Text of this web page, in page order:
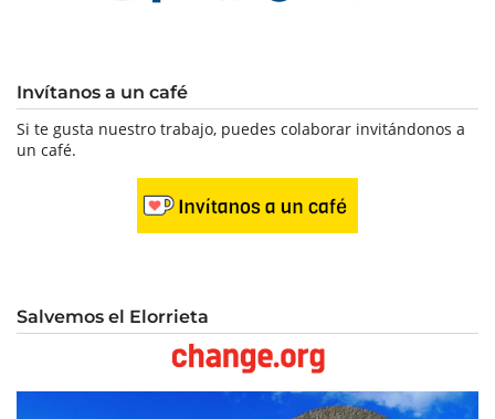
Invítanos a un café
Si te gusta nuestro trabajo, puedes colaborar invitándonos a
un café.
Salvemos el Elorrieta